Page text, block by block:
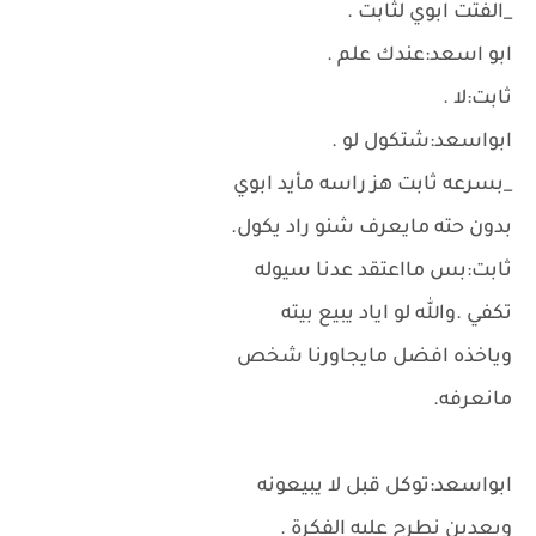
_الفتت ابوي لثابت .
ابو اسعد:عندك علم .
ثابت:لا .
ابواسعد:شتكول لو .
_بسرعه ثابت هز راسه مأيد ابوي
بدون حته مايعرف شنو راد يكول.
ثابت:بس مااعتقد عدنا سيوله
تكفي .والله لو اياد يبيع بيته
وياخذه افضل مايجاورنا شخص
مانعرفه.
ابواسعد:توكل قبل لا يبيعونه
وبعدين نطرح عليه الفكرة .